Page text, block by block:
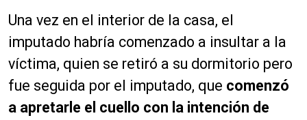
Una vez en el interior de la casa, el
imputado habría comenzado a insultar a la
víctima, quien se retiró a su dormitorio pero
fue seguida por el imputado, que comenzó
a apretarle el cuello con la intención de